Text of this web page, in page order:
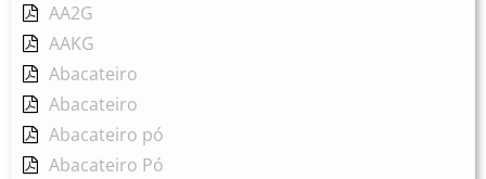
AA2G
AAKG
Abacateiro
Abacateiro
Abacateiro pó
Abacateiro Pó